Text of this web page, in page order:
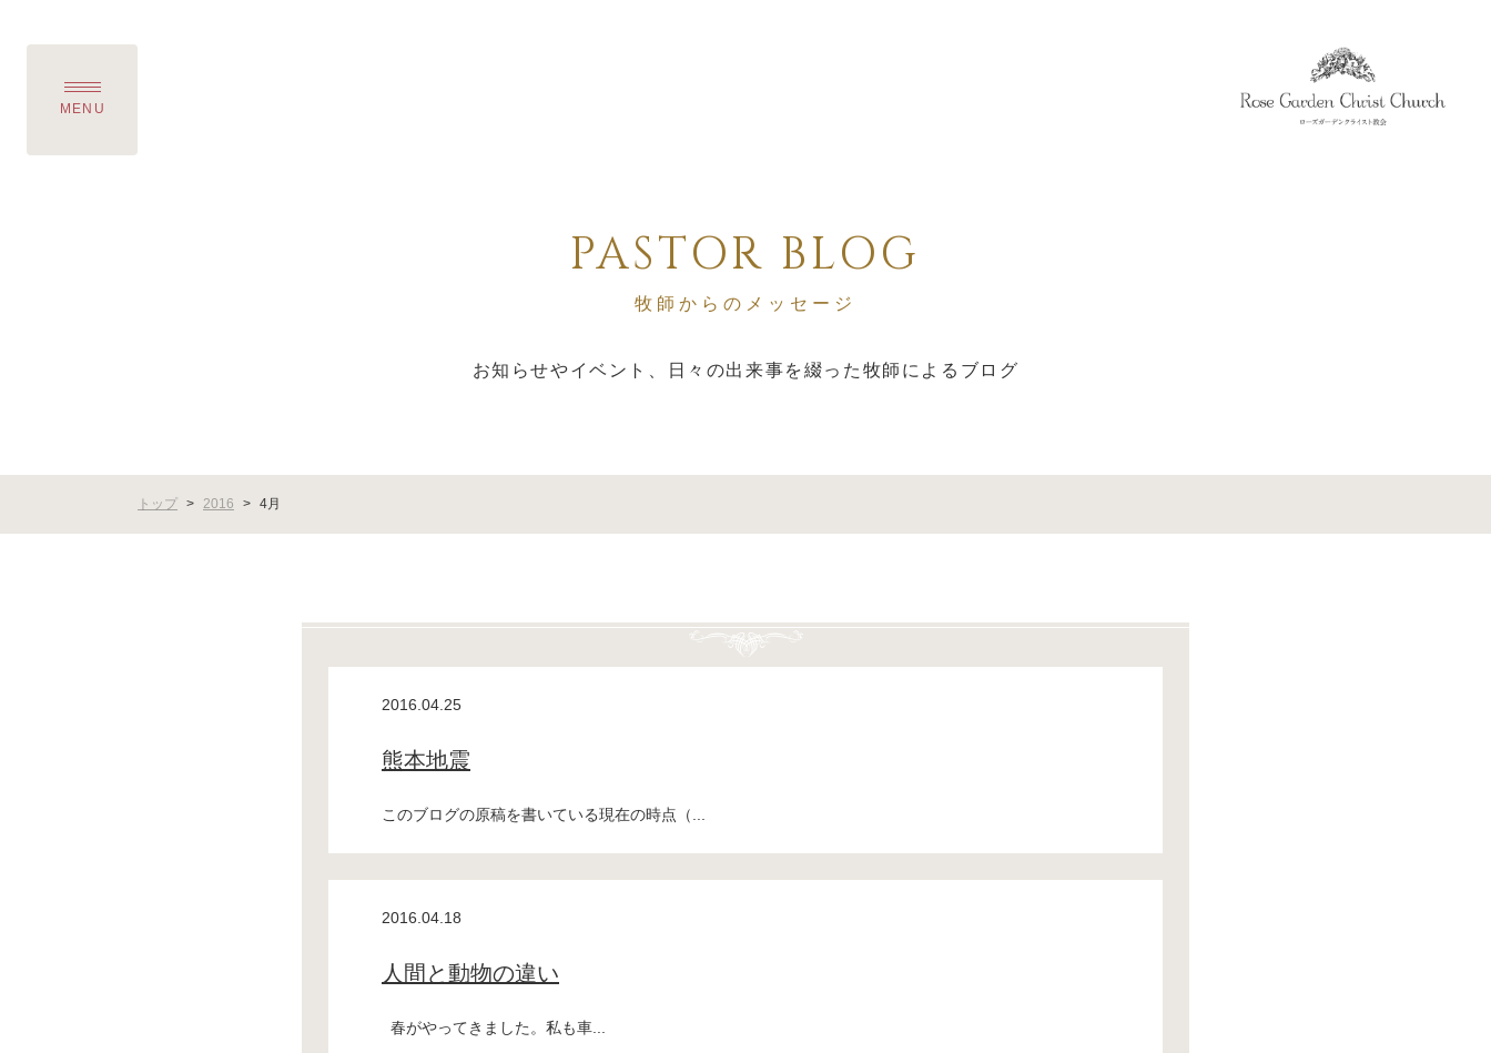
PASTOR BLOG
牧師からのメッセージ
トップ > 2016 > 4月
2016.04.25
熊本地震
このブログの原稿を書いている現在の時点（...
2016.04.18
人間と動物の違い
春がやってきました。私も車...